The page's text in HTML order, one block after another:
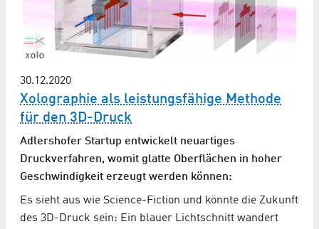
30.12.2020
Xolographie als leistungsfähige Methode
für den 3D-Druck
Adlershofer Startup entwickelt neuartiges
Druckverfahren, womit glatte Oberflächen in hoher
Geschwindigkeit erzeugt werden können:
Es sieht aus wie Science-Fiction und könnte die Zukunft
des 3D-Druck sein: Ein blauer Lichtschnitt wandert